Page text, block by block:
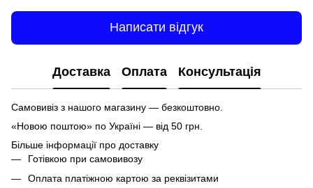
Написати відгук
Доставка Оплата Консультація
Самовивіз з нашого магазину — безкоштовно.
«Новою поштою» по Україні — від 50 грн.
Більше інформації про доставку
Готівкою при самовивозу
Оплата платіжною картою за реквізитами